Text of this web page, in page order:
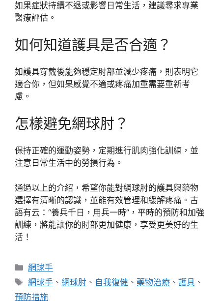
如果症狀持續不退或影響日常生活，建議尋求專業
醫療評估。
如何知道護具是否合適？
如護具穿戴後能夠穩定肘部並減少疼痛，則表明它
適合你，但如果感覺不適或疼痛加重需要重新考
慮。
怎樣避免網球肘？
保持正確的運動姿勢，定期進行肌肉強化訓練，並
注意日常生活中的勞損行為。
通過以上的介紹，希望你能對網球肘的護具與藥物
選擇有清晰的認識，並能有效管理和緩解疼痛。古
語有云：“養兵千日，用兵一時”，平時的預防和加強
訓練，將能讓你的肘部更加健康，享受更美好的生
活！
分
類
網球手
標
籤
網球手 、網球肘 、 自我復健 、 藥物治療 、護具 、
預防措施